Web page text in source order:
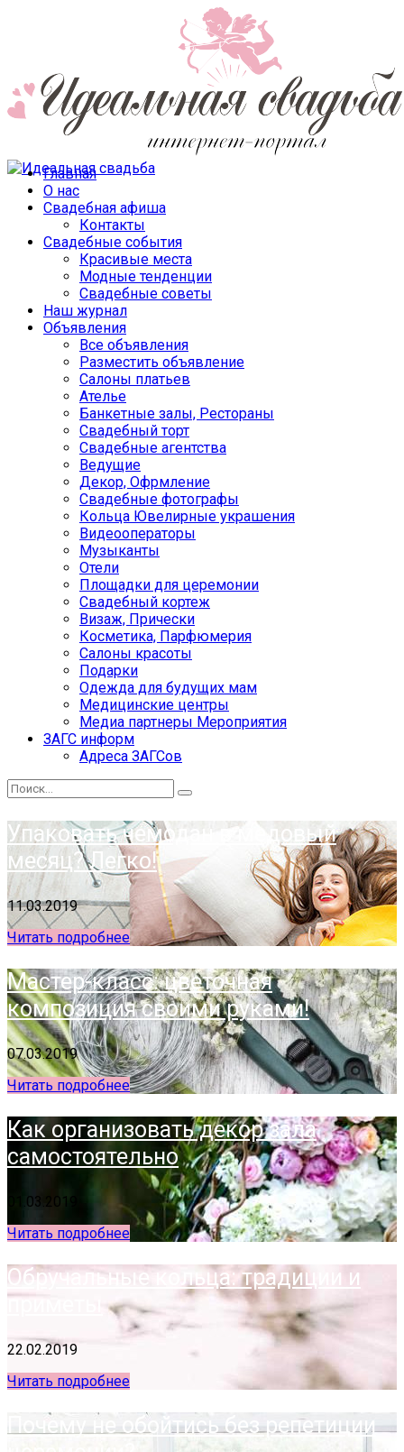
Главная
О нас
Свадебная афиша
Контакты
Свадебные события
Красивые места
Модные тенденции
Свадебные советы
Наш журнал
Объявления
Все объявления
Разместить объявление
Салоны платьев
Ателье
Банкетные залы, Рестораны
Свадебный торт
Свадебные агентства
Ведущие
Декор, Офрмление
Свадебные фотографы
Кольца Ювелирные украшения
Видеооператоры
Музыканты
Отели
Площадки для церемонии
Свадебный кортеж
Визаж, Прически
Косметика, Парфюмерия
Салоны красоты
Подарки
Одежда для будущих мам
Медицинские центры
Медиа партнеры Мероприятия
ЗАГС информ
Адреса ЗАГСов
Упаковать чемодан в медовый
месяц? Легко!
11.03.2019
Читать подробнее
Мастер-класс: цветочная
композиция своими руками!
07.03.2019
Читать подробнее
Как организовать декор зала
самостоятельно
01.03.2019
Читать подробнее
Обручальные кольца: традиции и
приметы
22.02.2019
Читать подробнее
Почему не обойтись без репетиции